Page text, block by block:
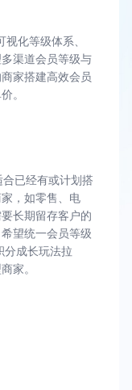
化等级体系、
渠道会员等级与
家搭建高效会员
。
已经有或计划搭
，如零售、电
长期留存客户的
望统一会员等级
分成长玩法拉
家。